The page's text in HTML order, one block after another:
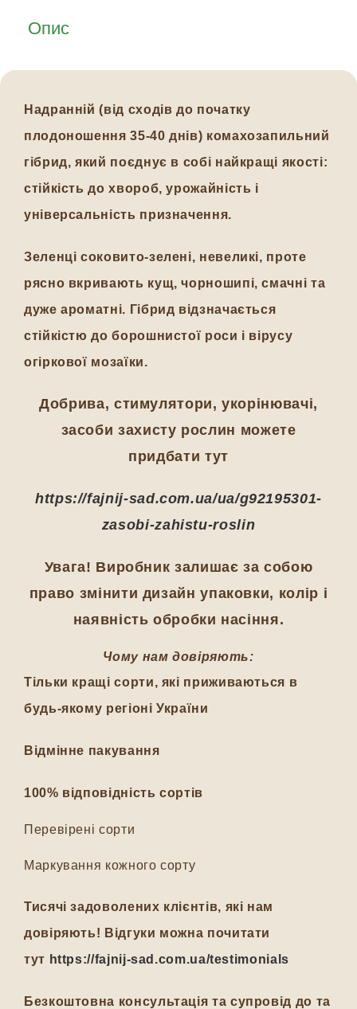
Опис
Надранній (від сходів до початку
плодоношення 35-40 днів) комахозапильний
гібрид, який поєднує в собі найкращі якості:
стійкість до хвороб, урожайність і
універсальність призначення.
Зеленці соковито-зелені, невеликі, проте
рясно вкривають кущ, чорношипі, смачні та
дуже ароматні. Гібрид відзначається
стійкістю до борошнистої роси і вірусу
огіркової мозаїки.
Добрива, стимулятори, укорінювачі,
засоби захисту рослин можете
придбати тут
https://fajnij-sad.com.ua/ua/g92195301-
zasobi-zahistu-roslin
Увага! Виробник залишає за собою
право змінити дизайн упаковки, колір і
наявність обробки насіння.
Чому нам довіряють:
Тільки кращі сорти, які приживаються в
будь-якому регіоні України
Відмінне пакування
100% відповідність сортів
Перевірені сорти
Маркування кожного сорту
Тисячі задоволених клієнтів, які нам
довіряють! Відгуки можна почитати
тут https://fajnij-sad.com.ua/testimonials
Безкоштовна консультація та супровід до та